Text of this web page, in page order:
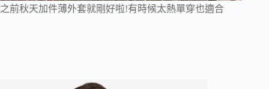
之前秋天加件薄外套就剛好啦!有時候太熱單穿也適合